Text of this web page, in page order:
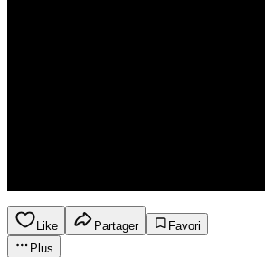
Like Partager
Favori
Plus